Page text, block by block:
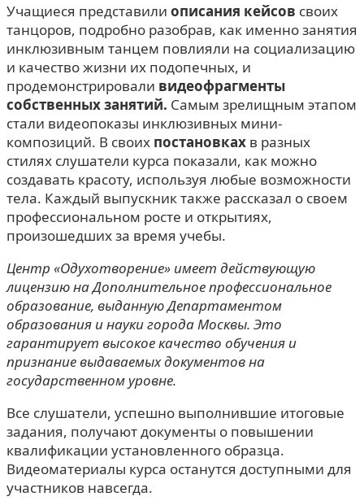
Учащиеся представили описания кейсов своих
танцоров, подробно разобрав, как именно занятия
инклюзивным танцем повлияли на социализацию
и качество жизни их подопечных, и
продемонстрировали видеофрагменты
собственных занятий. Самым зрелищным этапом
стали видеопоказы инклюзивных мини-
композиций. В своих постановках в разных
стилях слушатели курса показали, как можно
создавать красоту, используя любые возможности
тела. Каждый выпускник также рассказал о своем
профессиональном росте и открытиях,
произошедших за время учебы.
Центр «Одухотворение» имеет действующую
лицензию на Дополнительное профессиональное
образование, выданную Департаментом
образования и науки города Москвы. Это
гарантирует высокое качество обучения и
признание выдаваемых документов на
государственном уровне.
Все слушатели, успешно выполнившие итоговые
задания, получают документы о повышении
квалификации установленного образца.
Видеоматериалы курса останутся доступными для
участников навсегда.